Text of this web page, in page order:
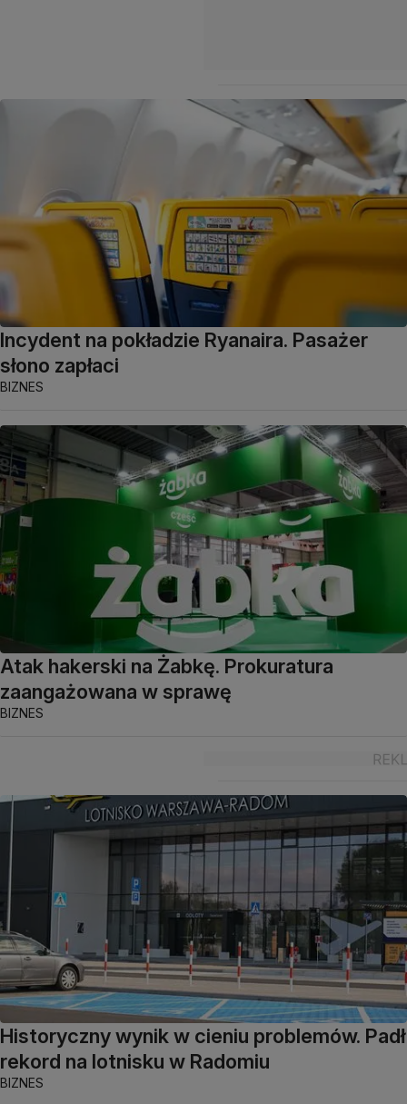
Incydent na pokładzie Ryanaira. Pasażer
słono zapłaci
BIZNES
Atak hakerski na Żabkę. Prokuratura
zaangażowana w sprawę
BIZNES
Historyczny wynik w cieniu problemów. Padł
rekord na lotnisku w Radomiu
BIZNES